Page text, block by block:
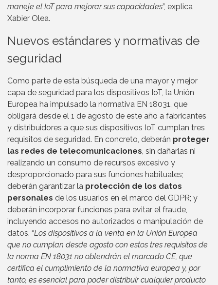
maneje el IoT para mejorar sus capacidades”, explica
Xabier Olea.
Nuevos estándares y normativas de
seguridad
Como parte de esta búsqueda de una mayor y mejor
capa de seguridad para los dispositivos IoT, la Unión
Europea ha impulsado la normativa EN 18031, que
obligará desde el 1 de agosto de este año a fabricantes
y distribuidores a que sus dispositivos IoT cumplan tres
requisitos de seguridad. En concreto, deberán proteger
las redes de telecomunicaciones , sin dañarlas ni
realizando un consumo de recursos excesivo y
desproporcionado para sus funciones habituales;
deberán garantizar la protección de los datos
personales de los usuarios en el marco del GDPR; y
deberán incorporar funciones para evitar el fraude,
incluyendo accesos no autorizados o manipulación de
datos. “Los dispositivos a la venta en la Unión Europea
que no cumplan desde agosto con estos tres requisitos de
la norma EN 18031 no obtendrán el marcado CE, que
certifica el cumplimiento de la normativa europea y, por
tanto, es esencial para poder distribuir cualquier producto